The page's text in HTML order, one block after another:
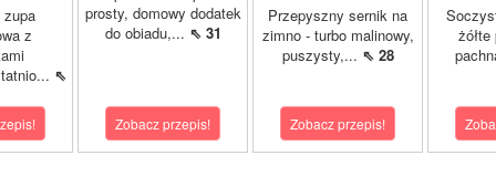
zupa
z
⇖
prosty, domowy dodatek
do obiadu,... ⇖ 31
Zobacz przepis!
Przepyszny sernik na
zimno - turbo malinowy,
puszysty,... ⇖ 28
Zobacz przepis!